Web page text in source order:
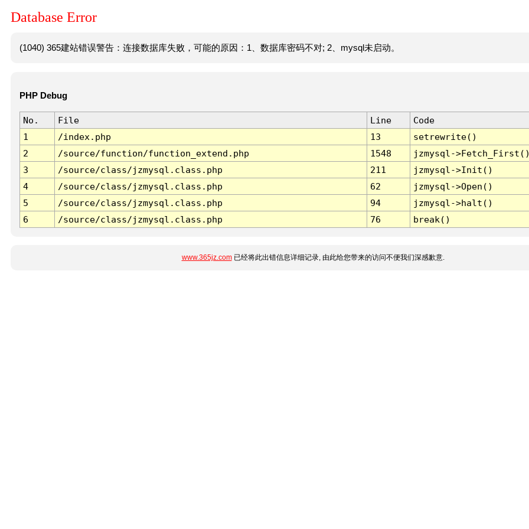
Database Error
(1040) 365建站错误警告：连接数据库失败，可能的原因：1、数据库密码不对; 2、mysql未启动。
PHP Debug
No. File Line
Code
1
/index.php 13
setrewrite()
2
/source/function/function_extend.php 1548
jzmysql-
3
/source/class/jzmysql.class.php 211
jzmysql->Init()
4
/source/class/jzmysql.class.php 62
jzmysql->Open()
5
/source/class/jzmysql.class.php 94
jzmysql->halt()
6
/source/class/jzmysql.class.php 76 break()
www.365jz.com已经将此出错信息详细记录, 由此给您带来的访问不便我们深感歉意.